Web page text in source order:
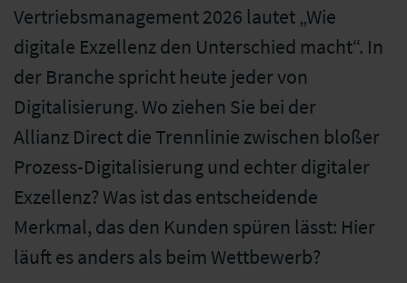
Vertriebsmanagement 2026 lautet „Wie
digitale Exzellenz den Unterschied macht“. In
der Branche spricht heute jeder von
Digitalisierung. Wo ziehen Sie bei der
Allianz Direct die Trennlinie zwischen bloßer
Prozess-Digitalisierung und echter digitaler
Exzellenz? Was ist das entscheidende
Merkmal, das den Kunden spüren lässt: Hier
läuft es anders als beim Wettbewerb?